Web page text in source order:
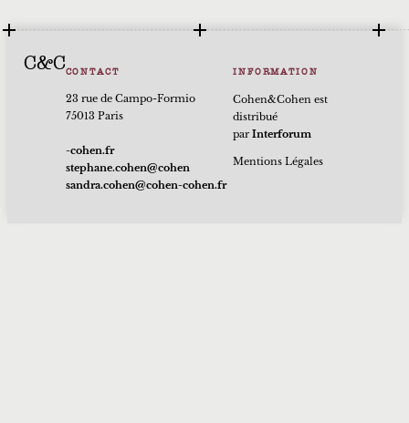
C&CCONTACT
23 rue de Campo-Formio
75013 Paris
rf.nehoc-
nehoc@nehoc.enahpets
rf.nehoc-nehoc@nehoc.ardnas
INFORMATION
Cohen&Cohen est
distribué
parInterforum
Mentions Légales